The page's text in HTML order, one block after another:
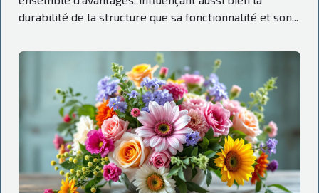
durabilité de la structure que sa fonctionnalité et son...